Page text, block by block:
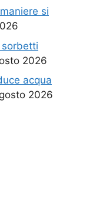
si
2026
acqua
2026